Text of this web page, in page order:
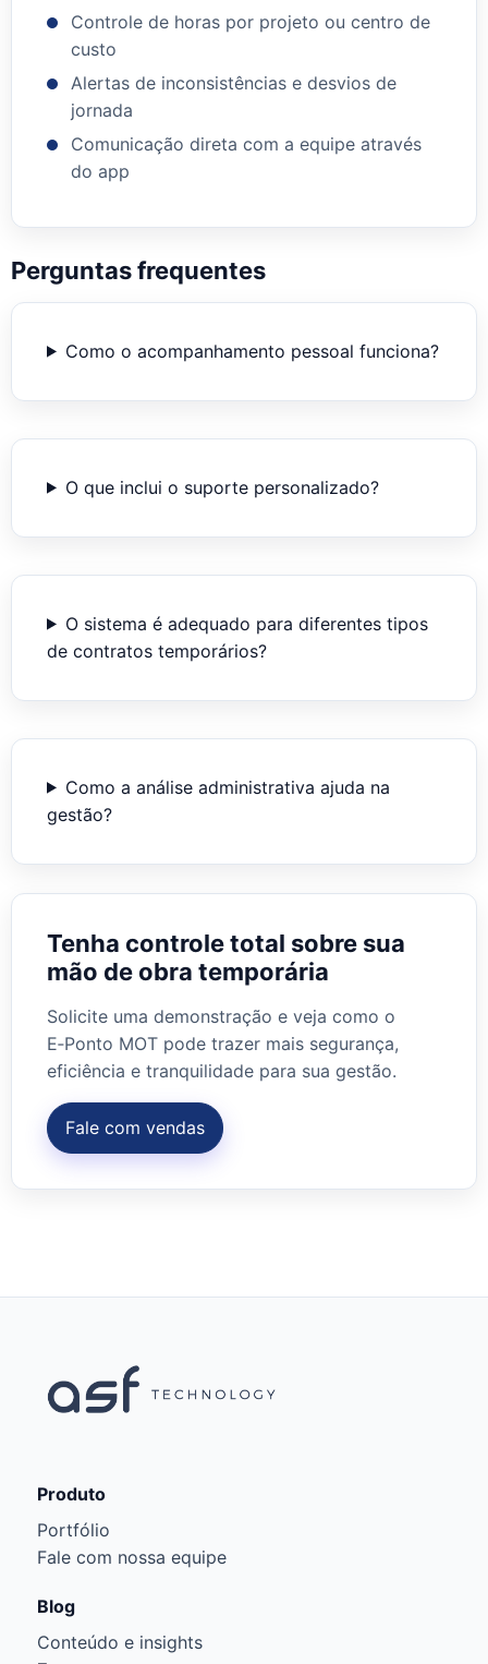
Controle de horas por projeto ou centro de
custo
Alertas de inconsistências e desvios de
jornada
Comunicação direta com a equipe através
do app
Perguntas frequentes
Como o acompanhamento pessoal funciona?
O que inclui o suporte personalizado?
O sistema é adequado para diferentes tipos
de contratos temporários?
Como a análise administrativa ajuda na
gestão?
Tenha controle total sobre sua
mão de obra temporária
Solicite uma demonstração e veja como o
E‑Ponto MOT pode trazer mais segurança,
eficiência e tranquilidade para sua gestão.
Fale com vendas
Produto
Portfólio
Fale com nossa equipe
Blog
Conteúdo e insights